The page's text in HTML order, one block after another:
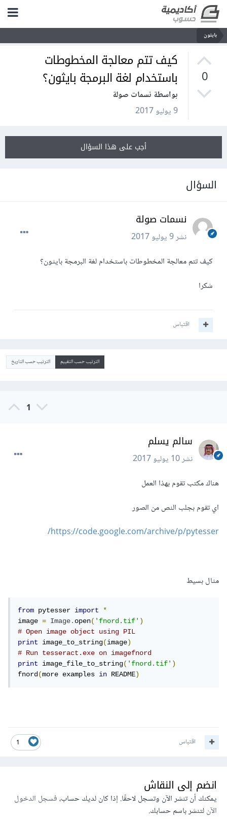
بايثون
0
كيف تتم معالجة المخطوطات
باستخدام لغة البرمجة بايثون؟
بواسطة نسمات صولة
9 يوليو 2017
أجب على هذا السؤال
السؤال
نسمات صولة
نشر9 يوليو 2017
كيف تتم معالجة المخطوطات باستخدام لغة البرمجة بايثون؟
شكرا
اقتباس
الترتيب حسب التقييم الترتيب حسب التاريخ
1
سالم يسلم
نشر10 يوليو 2017
هناك مكتب تقوم بهذا العمل
اي تقوم بجلب النص من الصور
https://code.google.com/archive/p/pytesser/
مثال بسيط
from pytesser import
*
image = Image.open('fnord.tif')
# Open image object using PIL
print
image_to_string(image)
# Run tesseract.exe on imagefnord
print
image_file_to_string('fnord.tif')
fnord(more examples in README)
1 اقتباس
انضم إلى النقاش
يمكنك أن تنشر الآن وتسجل لاحقًا. إذا كان لديك حساب،فسجل الدخول
الآنلتنشر باسم حسابك.